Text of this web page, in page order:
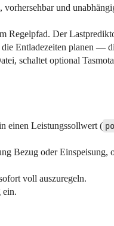
und
Der
Entladezeiten planen —
schaltet optional
einen Leistungssollwert (
Bezug oder Einspeisung,
voll auszuregeln.
ein.